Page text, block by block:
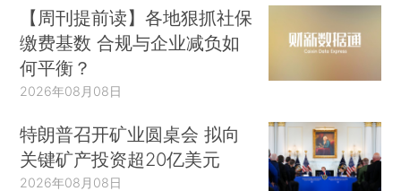
【周刊提前读】各地狠抓社保
缴费基数 合规与企业减负如
何平衡？
2026年08月08日
特朗普召开矿业圆桌会 拟向
关键矿产投资超20亿美元
2026年08月08日